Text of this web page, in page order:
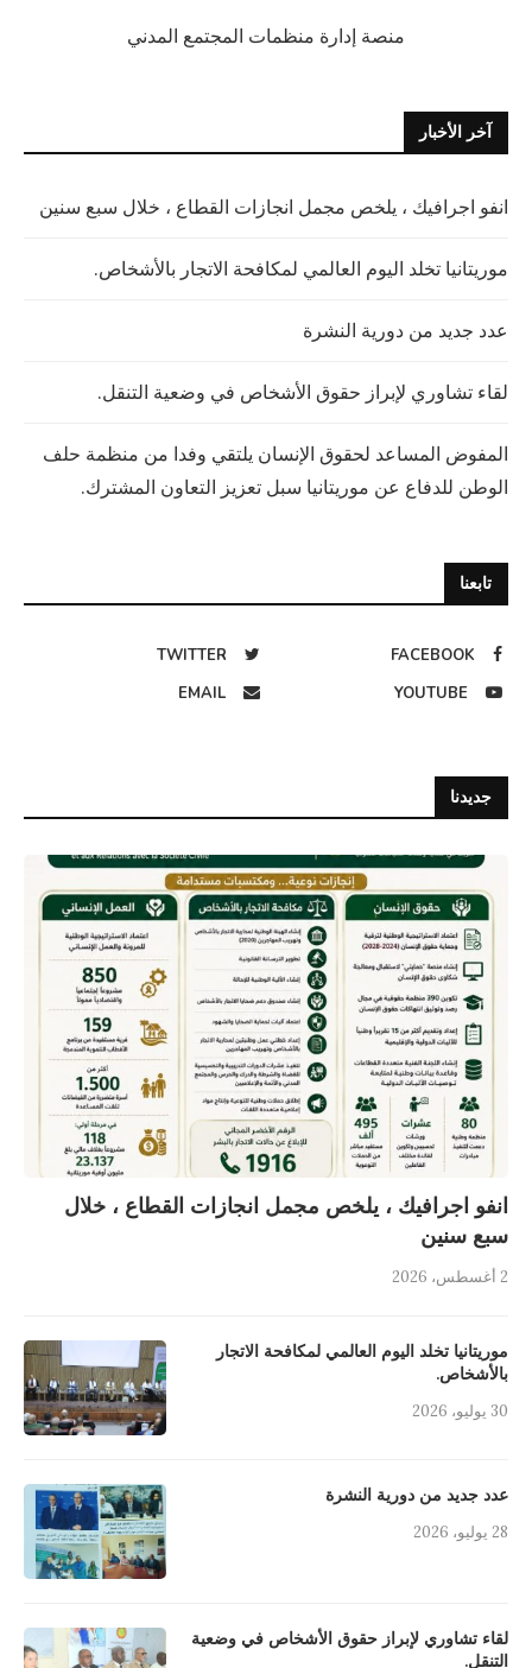
منصة إدارة منظمات المجتمع المدني
آخر الأخبار
انفو اجرافيك ، يلخص مجمل انجازات القطاع ، خلال سبع سنين
موريتانيا تخلد اليوم العالمي لمكافحة الاتجار بالأشخاص.
عدد جديد من دورية النشرة
لقاء تشاوري لإبراز حقوق الأشخاص في وضعية التنقل.
المفوض المساعد لحقوق الإنسان يلتقي وفدا من منظمة حلف
الوطن للدفاع عن موريتانيا سبل تعزيز التعاون المشترك.
تابعنا
FACEBOOK
TWITTER
YOUTUBE
EMAIL
جديدنا
انفو اجرافيك ، يلخص مجمل انجازات القطاع ، خلال
سبع سنين
2 أغسطس، 2026
موريتانيا تخلد اليوم العالمي لمكافحة الاتجار
بالأشخاص.
30 يوليو، 2026
عدد جديد من دورية النشرة
28 يوليو، 2026
لقاء تشاوري لإبراز حقوق الأشخاص في وضعية
التنقل.